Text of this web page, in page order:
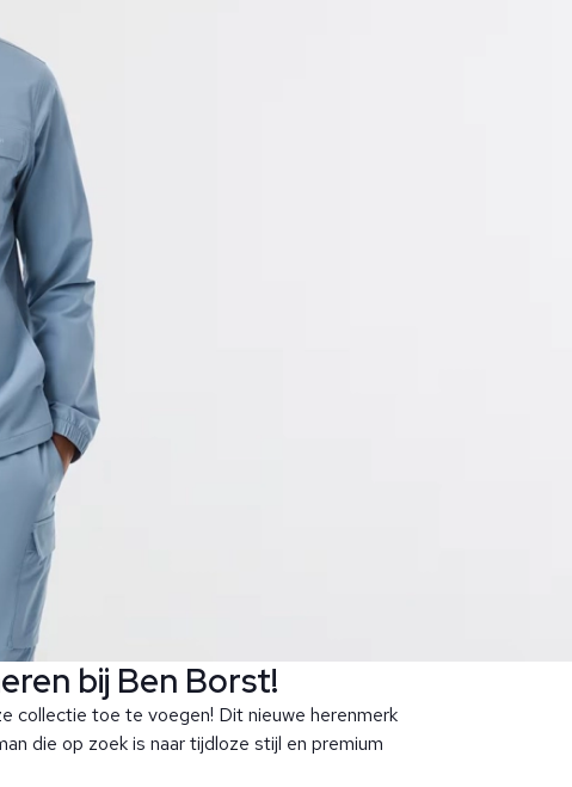
bij Ben Borst!
collectie toe te voegen! Dit nieuwe herenmerk
die op zoek is naar tijdloze stijl en premium